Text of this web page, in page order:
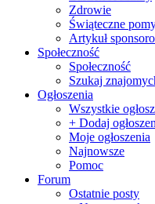
Zdrowie
Świąteczne
Artykuł
Społeczność
Społeczność
Szukaj
Ogłoszenia
Wszystkie
+ Dodaj
Moje ogłoszenia
Najnowsze
Pomoc
Forum
Ostatnie posty